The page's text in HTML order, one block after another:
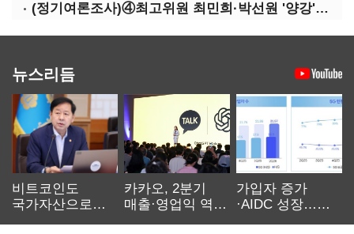
(정기여론조사)④최고위원 최민희·박선원 '양강'…서미화·이성윤·임미애 뒤이어
뉴스리듬
비트코인도
국가자산으로…'
카카오, 2분기
매출·영업익 역대
가입자 증가
·AIDC 성장…